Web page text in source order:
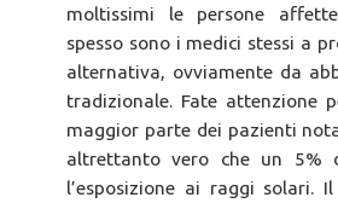
moltissimi le persone
spesso sono i medici stessi a
alternativa, ovviamente da
tradizionale. Fate attenzione
maggior parte dei pazienti
altrettanto vero che un 5%
l’esposizione ai raggi solari.